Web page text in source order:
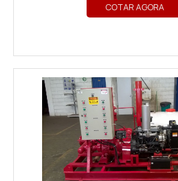
COTAR AGORA